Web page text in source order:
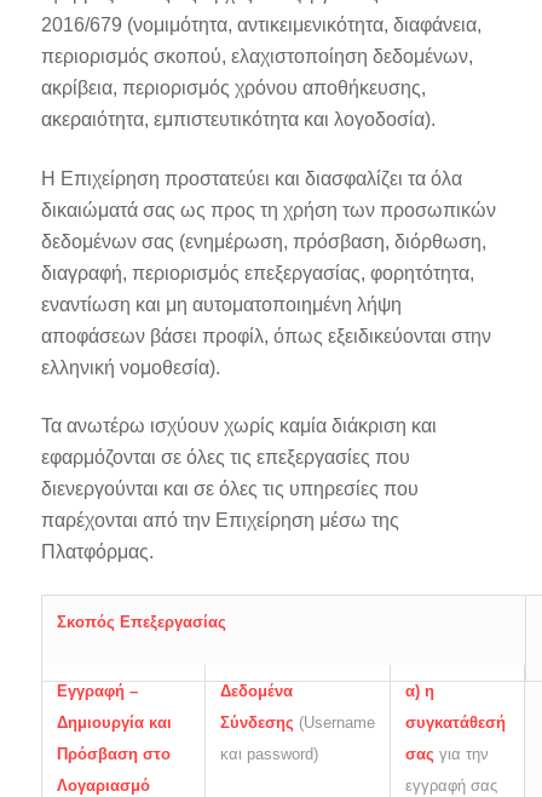
2016/679 (νομιμότητα, αντικειμενικότητα, διαφάνεια,
περιορισμός σκοπού, ελαχιστοποίηση δεδομένων,
ακρίβεια, περιορισμός χρόνου αποθήκευσης,
ακεραιότητα, εμπιστευτικότητα και λογοδοσία).
Η Επιχείρηση προστατεύει και διασφαλίζει τα όλα
δικαιώματά σας ως προς τη χρήση των προσωπικών
δεδομένων σας (ενημέρωση, πρόσβαση, διόρθωση,
διαγραφή, περιορισμός επεξεργασίας, φορητότητα,
εναντίωση και μη αυτοματοποιημένη λήψη
αποφάσεων βάσει προφίλ, όπως εξειδικεύονται στην
ελληνική νομοθεσία).
Τα ανωτέρω ισχύουν χωρίς καμία διάκριση και
εφαρμόζονται σε όλες τις επεξεργασίες που
διενεργούνται και σε όλες τις υπηρεσίες που
παρέχονται από την Επιχείρηση μέσω της
Πλατφόρμας.
Σκοπός Επεξεργασίας
Εγγραφή –
Δημιουργία και
Πρόσβαση στο
Λογαριασμό
Δεδομένα
Σύνδεσης (Username
και password)
α) η
συγκατάθεσή
σας για την
εγγραφή σας